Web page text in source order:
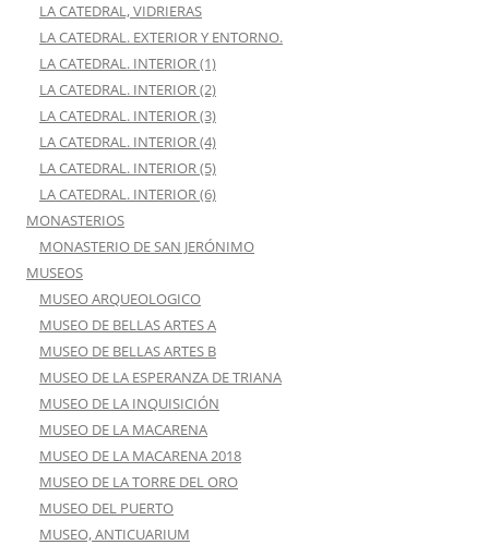
LA CATEDRAL, VIDRIERAS
LA CATEDRAL. EXTERIOR Y ENTORNO.
LA CATEDRAL. INTERIOR (1)
LA CATEDRAL. INTERIOR (2)
LA CATEDRAL. INTERIOR (3)
LA CATEDRAL. INTERIOR (4)
LA CATEDRAL. INTERIOR (5)
LA CATEDRAL. INTERIOR (6)
MONASTERIOS
MONASTERIO DE SAN JERÓNIMO
MUSEOS
MUSEO ARQUEOLOGICO
MUSEO DE BELLAS ARTES A
MUSEO DE BELLAS ARTES B
MUSEO DE LA ESPERANZA DE TRIANA
MUSEO DE LA INQUISICIÓN
MUSEO DE LA MACARENA
MUSEO DE LA MACARENA 2018
MUSEO DE LA TORRE DEL ORO
MUSEO DEL PUERTO
MUSEO, ANTICUARIUM